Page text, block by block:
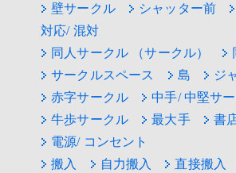
壁サークル
シャッター前
対応/ 混対
同人サークル （サークル）
サークルスペース
島 ジ
赤字サークル
中手/ 中堅サ
牛歩サークル
最大手 書
電源/ コンセント
搬入
自力搬入 直接搬入